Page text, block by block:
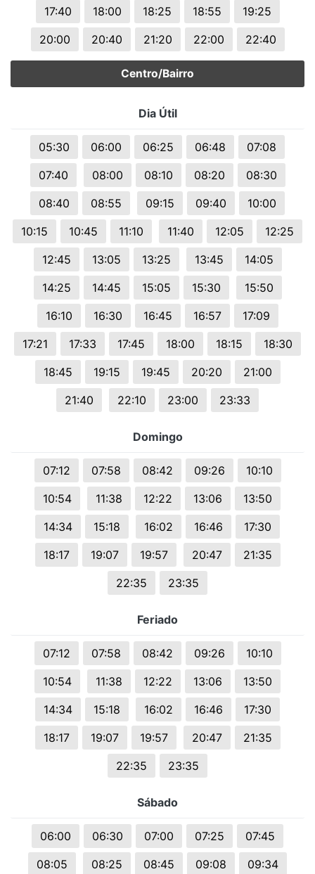
17:40 18:00 18:25 18:55
19:25
20:00
20:40 21:20 22:00 22:40
Centro/Bairro
Dia Útil
05:30 06:00 06:25 06:48
07:08
07:40
08:00 08:10 08:20
08:30
08:40
08:55 09:15 09:40
10:00
10:15
10:45 11:10 11:40 12:05
12:25
12:45
13:05 13:25 13:45
14:05
14:25
14:45 15:05 15:30
15:50
16:10
16:30 16:45 16:57
17:09
17:21
17:33 17:45 18:00 18:15
18:30
18:45
19:15 19:45 20:20
21:00
21:40
22:10 23:00 23:33
Domingo
07:12 07:58 08:42 09:26
10:10
10:54
11:38 12:22 13:06
13:50
14:34
15:18 16:02 16:46
17:30
18:17
19:07 19:57 20:47
21:35
22:35
23:35
Feriado
07:12 07:58 08:42 09:26
10:10
10:54
11:38 12:22 13:06
13:50
14:34
15:18 16:02 16:46
17:30
18:17
19:07 19:57 20:47
21:35
22:35
23:35
Sábado
06:00 06:30 07:00 07:25
07:45
08:05
08:25 08:45 09:08
09:34